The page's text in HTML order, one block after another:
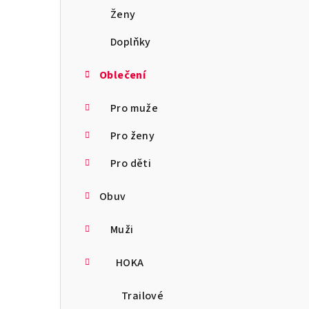
Ženy
Doplňky
Oblečení
Pro muže
Pro ženy
Pro děti
Obuv
Muži
HOKA
Trailové